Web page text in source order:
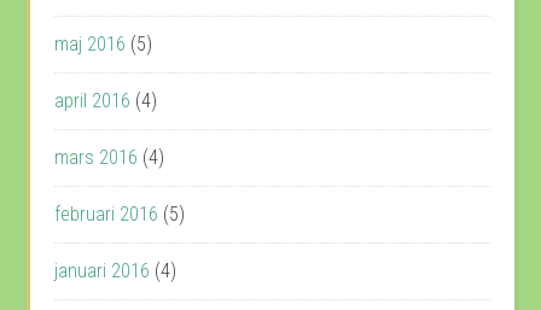
maj 2016 (5)
april 2016 (4)
mars 2016 (4)
februari 2016 (5)
januari 2016 (4)